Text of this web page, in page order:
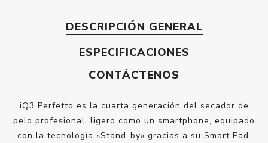
DESCRIPCIÓN GENERAL
ESPECIFICACIONES
CONTÁCTENOS
iQ3 Perfetto es la cuarta generación del secador de
pelo profesional, ligero como un smartphone, equipado
con la tecnología «Stand-by» gracias a su Smart Pad.